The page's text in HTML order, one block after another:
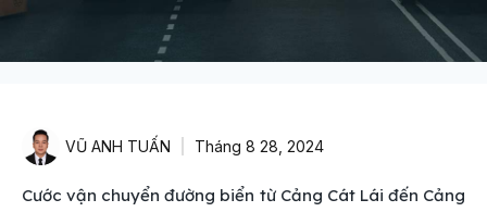
VŨ ANH TUẤN Tháng 8 28, 2024
Cước vận chuyển đường biển từ Cảng Cát Lái đến Cảng